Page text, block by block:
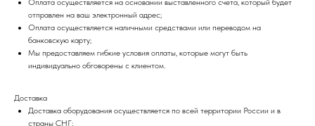
Оплата осуществляется на основании выставленного счета, который будет
отправлен на ваш электронный адрес;
Оплата осуществляется наличными средствами или переводом на
банковскую карту;
Мы предоставляем гибкие условия оплаты, которые могут быть
индивидуально обговорены с клиентом.
Доставка
Доставка оборудования осуществляется по всей территории России и в
страны СНГ;